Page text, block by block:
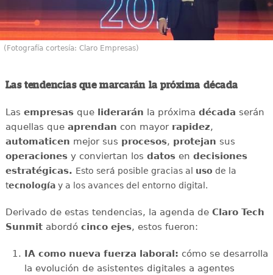
(Fotografía cortesía: Claro Empresas)
Las tendencias que marcarán la próxima década
Las empresasqueliderarán la próxima década serán
aquellas queaprendan con mayor rapidez,
automaticen mejor sus procesos, protejan sus
operacionesy conviertan los datosen decisiones
estratégicas. Esto será posible gracias al uso de la
tecnologíay a los avances del entorno digital.
Derivado de estas tendencias, la agenda de Claro Tech
Sunmitabordó cinco ejes, estos fueron:
IA como nueva fuerza laboral: cómo se desarrolla
la evolución de asistentes digitales a agentes